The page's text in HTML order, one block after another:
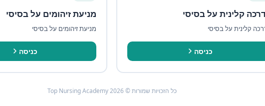
קלינית על בסיסי
קלינית על בסיסי
כניסה
מניעת זיהומים על בסיסי
מניעת זיהומים על בסיסי
כניסה
כל הזכויות שמורות © Top Nursing Academy 2026